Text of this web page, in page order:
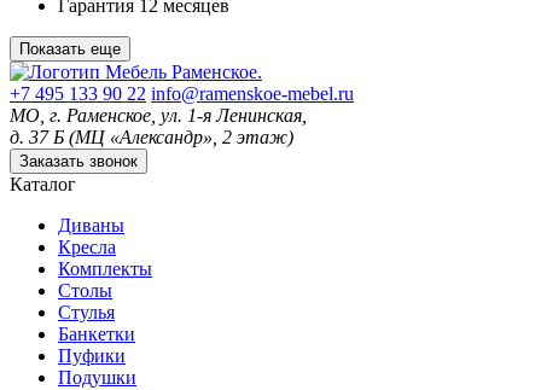
Гарантия 12 месяцев
Показать еще
+7 495 133 90 22 info@ramenskoe-mebel.ru
МО, г. Раменское, ул. 1-я Ленинская,
д. 37 Б (МЦ «Александр», 2 этаж)
Заказать звонок
Каталог
Диваны
Кресла
Комплекты
Столы
Стулья
Банкетки
Пуфики
Подушки